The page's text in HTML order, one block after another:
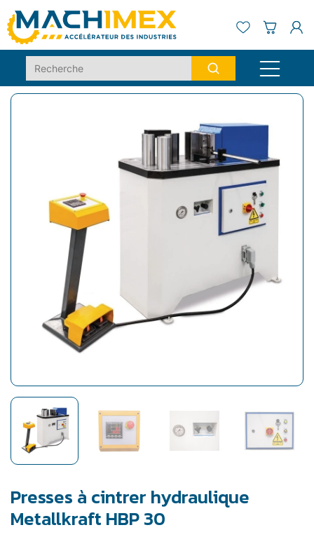
Presses à cintrer hydraulique
Metallkraft HBP 30